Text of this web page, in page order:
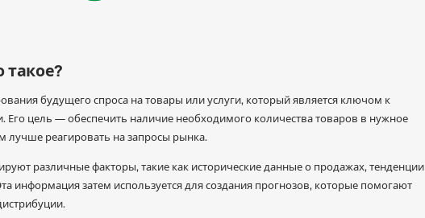
такое?
будущего спроса на товары или услуги, который является ключом к
цель — обеспечить наличие необходимого количества товаров в нужное
лучше реагировать на запросы рынка.
различные факторы, такие как исторические данные о продажах, тенденции
информация затем используется для создания прогнозов, которые помогают